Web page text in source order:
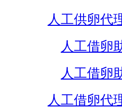
人工供卵代
人工借卵
人工借卵
人工借卵代